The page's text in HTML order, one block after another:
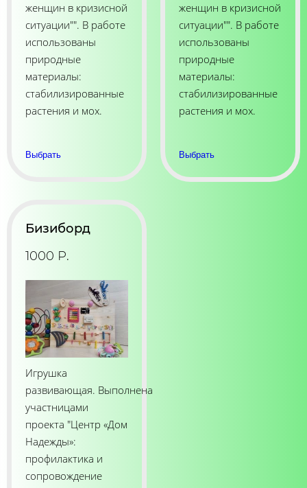
женщин в кризисной
ситуации"". В работе
использованы
природные
материалы:
стабилизированные
растения и мох.
Выбрать
женщин в кризисной
ситуации"". В работе
использованы
природные
материалы:
стабилизированные
растения и мох.
Выбрать
Бизиборд
1000 Р.
Игрушка
развивающая. Выполнена
участницами
проекта "Центр «Дом
Надежды»:
профилактика и
сопровождение